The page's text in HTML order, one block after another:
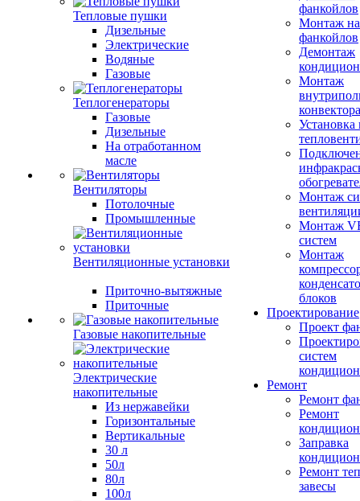
Тепловые пушки
Дизельные
Электрические
Водяные
Газовые
Теплогенераторы
Газовые
Дизельные
На отработанном
масле
Вентиляторы
Потолочные
Промышленные
Вентиляционные установки
Приточно-вытяжные
Приточные
Газовые накопительные
Электрические
накопительные
Из нержавейки
Горизонтальные
Вертикальные
30 л
50л
80л
100л
фанкойлов
Монтаж
фанкойлов
Демонтаж
Монтаж
конвектора
Установка
Монтаж
Монтаж
систем
Монтаж
блоков
Проектирование
Проект
систем
Ремонт
Ремонт
Ремонт
Заправка
Ремонт
завесы